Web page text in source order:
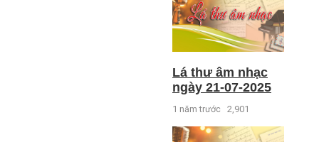
Lá thư âm nhạc
ngày 21-07-2025
1 năm trước 2,901